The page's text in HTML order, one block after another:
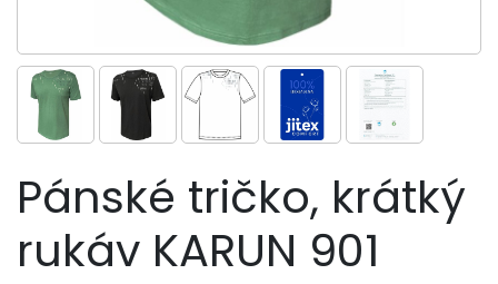
Pánské tričko, krátký
rukáv KARUN 901